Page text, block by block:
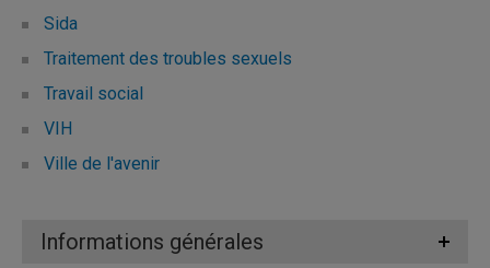
Sida
Traitement des troubles sexuels
Travail social
VIH
Ville de l'avenir
Informations générales